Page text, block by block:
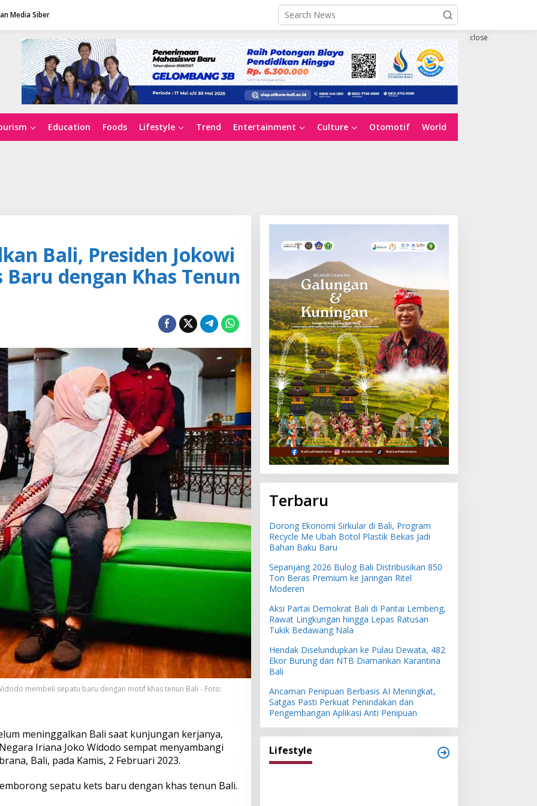
Media Siber
Education Foods Lifestyle Trend Entertainment Culture Otomotif World
close
Bali, Presiden Jokowi
dengan Khas Tenun
membeli sepatu baru dengan motif khas tenun Bali - Foto:
meninggalkan Bali saat kunjungan kerjanya,
Iriana Joko Widodo sempat menyambangi
Bali, pada Kamis, 2 Februari 2023.
sepatu kets baru dengan khas tenun Bali.
Terbaru
Dorong Ekonomi Sirkular di Bali, Program
Recycle Me Ubah Botol Plastik Bekas Jadi
Bahan Baku Baru
Sepanjang 2026 Bulog Bali Distribusikan 850
Ton Beras Premium ke Jaringan Ritel
Moderen
Aksi Partai Demokrat Bali di Pantai Lembeng,
Rawat Lingkungan hingga Lepas Ratusan
Tukik Bedawang Nala
Hendak Diselundupkan ke Pulau Dewata, 482
Ekor Burung dari NTB Diamankan Karantina
Bali
Ancaman Penipuan Berbasis AI Meningkat,
Satgas Pasti Perkuat Penindakan dan
Pengembangan Aplikasi Anti Penipuan
Lifestyle